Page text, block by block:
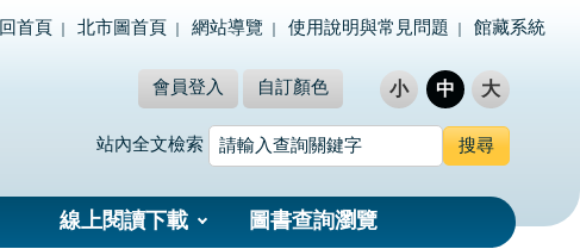
回首頁 北市圖首頁 網站導覽 使用說明與常見問題 館藏系統
會員登入 自訂顏色 小 中 大
站內全文檢索
線上閱讀下載 圖書查詢瀏覽